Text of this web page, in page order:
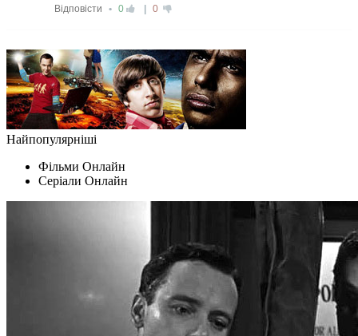
Найпопулярніші
Фільми Oнлайн
Серіали Oнлайн